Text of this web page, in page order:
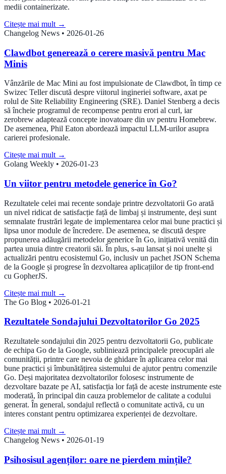
medii containerizate.
Citește mai mult →
Changelog News • 2026-01-26
Clawdbot generează o cerere masivă pentru Mac
Minis
Vânzările de Mac Mini au fost impulsionate de Clawdbot, în timp ce
Swizec Teller discută despre viitorul ingineriei software, axat pe
rolul de Site Reliability Engineering (SRE). Daniel Stenberg a decis
să încheie programul de recompense pentru erori al curl, iar
zerobrew adaptează concepte inovatoare din uv pentru Homebrew.
De asemenea, Phil Eaton abordează impactul LLM-urilor asupra
carierei profesionale.
Citește mai mult →
Golang Weekly • 2026-01-23
Un viitor pentru metodele generice în Go?
Rezultatele celei mai recente sondaje printre dezvoltatorii Go arată
un nivel ridicat de satisfacție față de limbaj și instrumente, deși sunt
semnalate frustrări legate de implementarea celor mai bune practici și
lipsa unor module de încredere. De asemenea, se discută despre
propunerea adăugării metodelor generice în Go, inițiativă venită din
partea unuia dintre creatorii săi. În plus, s-au lansat și noi unelte și
actualizări pentru ecosistemul Go, inclusiv un pachet JSON Schema
de la Google și progrese în dezvoltarea aplicațiilor de tip front-end
cu GopherJS.
Citește mai mult →
The Go Blog • 2026-01-21
Rezultatele Sondajului Dezvoltatorilor Go 2025
Rezultatele sondajului din 2025 pentru dezvoltatorii Go, publicate
de echipa Go de la Google, subliniează principalele preocupări ale
comunității, printre care nevoia de ghidare în aplicarea celor mai
bune practici și îmbunătățirea sistemului de ajutor pentru comenzile
Go. Deși majoritatea dezvoltatorilor folosesc instrumente de
dezvoltare bazate pe AI, satisfacția lor față de aceste instrumente este
moderată, în principal din cauza problemelor de calitate a codului
generat. În general, sondajul reflectă o comunitate activă, cu un
interes constant pentru optimizarea experienței de dezvoltare.
Citește mai mult →
Changelog News • 2026-01-19
Psihosisul agenților: oare ne pierdem mințile?